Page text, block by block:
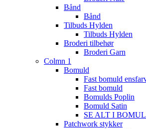
Bånd
Bånd
Tilbuds Hylden
Tilbuds Hylden
Broderi tilbehør
Broderi Garn
Colmn 1
Bomuld
Fast bomuld
Fast bomuld
Bomulds Poplin
Bomuld Satin
SE ALT I
Patchwork stykker